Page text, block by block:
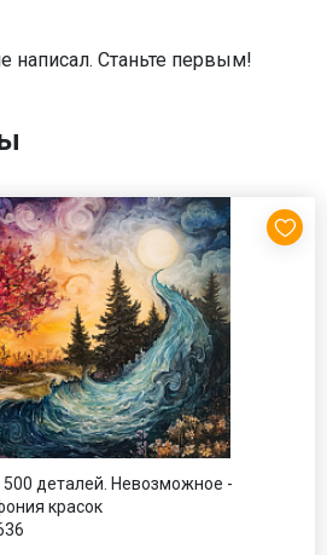
написал. Станьте первым!
деталей. Невозможное -
красок